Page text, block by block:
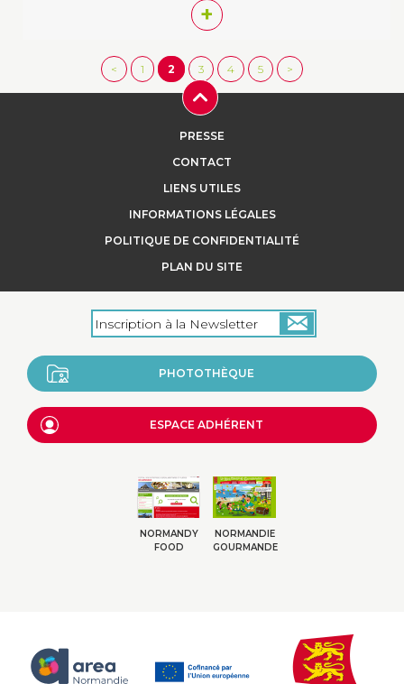
+
< 1 2 3 4 5 >
PRESSE
CONTACT
LIENS UTILES
INFORMATIONS LÉGALES
POLITIQUE DE CONFIDENTIALITÉ
PLAN DU SITE
PHOTOTHÈQUE
ESPACE ADHÉRENT
NORMANDY
FOOD
NORMANDIE
GOURMANDE